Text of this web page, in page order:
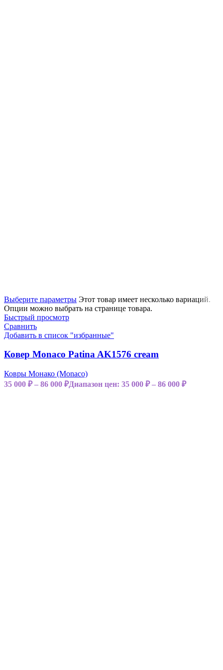
Выберите параметры Этот товар имеет несколько вариаций.
Опции можно выбрать на странице товара.
Быстрый просмотр
Сравнить
Добавить в список "избранные"
Ковер Monaco Patina AK1576 cream
Ковры Монако (Monaco)
35 000 ₽ – 86 000 ₽Диапазон цен: 35 000 ₽ – 86 000 ₽